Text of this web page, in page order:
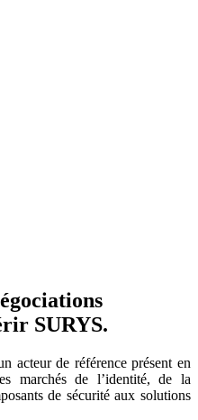
SURYS.
acteur de référence présent en
marchés de l’identité, de la
de sécurité aux solutions